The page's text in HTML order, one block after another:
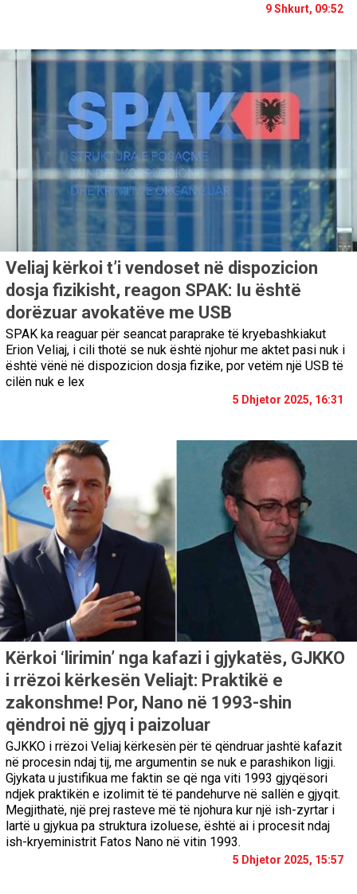
9 Shkurt, 09:52
Veliaj kërkoi t’i vendoset në dispozicion
dosja fizikisht, reagon SPAK: Iu është
dorëzuar avokatëve me USB
SPAK ka reaguar për seancat paraprake të kryebashkiakut
Erion Veliaj, i cili thotë se nuk është njohur me aktet pasi nuk i
është vënë në dispozicion dosja fizike, por vetëm një USB të
cilën nuk e lex
5 Dhjetor 2025, 16:31
Kërkoi ‘lirimin’ nga kafazi i gjykatës, GJKKO
i rrëzoi kërkesën Veliajt: Praktikë e
zakonshme! Por, Nano në 1993-shin
qëndroi në gjyq i paizoluar
GJKKO i rrëzoi Veliaj kërkesën për të qëndruar jashtë kafazit
në procesin ndaj tij, me argumentin se nuk e parashikon ligji.
Gjykata u justifikua me faktin se që nga viti 1993 gjyqësori
ndjek praktikën e izolimit të të pandehurve në sallën e gjyqit.
Megjithatë, një prej rasteve më të njohura kur një ish-zyrtar i
lartë u gjykua pa struktura izoluese, është ai i procesit ndaj
ish-kryeministrit Fatos Nano në vitin 1993.
5 Dhjetor 2025, 15:57